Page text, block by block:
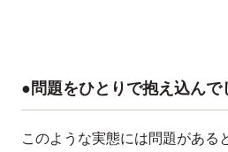
●問題をひとりで抱え込ん
このような実態には問題がある